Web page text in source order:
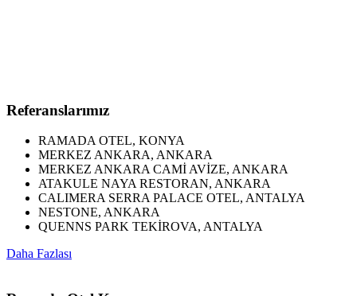
Referanslarımız
RAMADA OTEL, KONYA
MERKEZ ANKARA, ANKARA
MERKEZ ANKARA CAMİ AVİZE, ANKARA
ATAKULE NAYA RESTORAN, ANKARA
CALIMERA SERRA PALACE OTEL, ANTALYA
NESTONE, ANKARA
QUENNS PARK TEKİROVA, ANTALYA
Daha Fazlası